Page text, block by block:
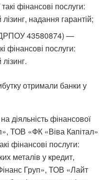
фінансові послуги:
надання гарантій;
43580874) —
фінансові послуги:
отримали банки у
діяльність фінансової
ТОВ «ФК «Віва Капітал»
фінансові послуги:
металів у кредит,
Груп», ТОВ «Лайт